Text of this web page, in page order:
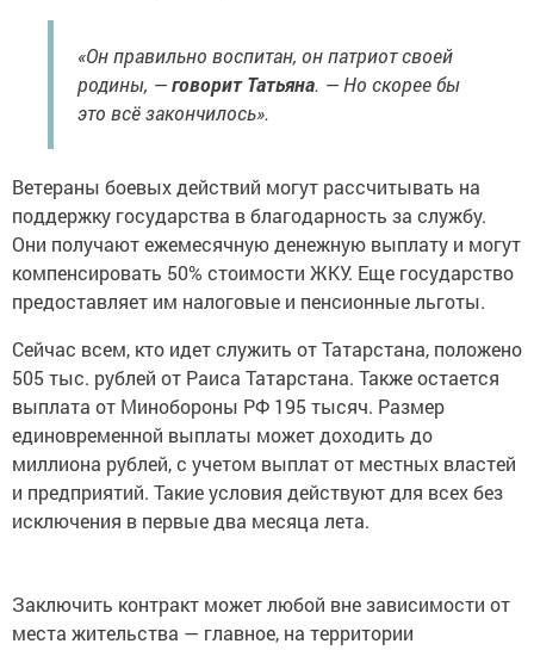
«Он правильно воспитан, он патриот своей
родины, —говорит Татьяна. — Но скорее бы
это всё закончилось».
Ветераны боевых действий могут рассчитывать на
поддержку государства в благодарность за службу.
Они получают ежемесячную денежную выплату и могут
компенсировать 50% стоимости ЖКУ. Еще государство
предоставляет им налоговые и пенсионные льготы.
Сейчас всем, кто идет служить от Татарстана, положено
505 тыс. рублей от Раиса Татарстана. Также остается
выплата от Минобороны РФ 195 тысяч. Размер
единовременной выплаты может доходить до
миллиона рублей, с учетом выплат от местных властей
и предприятий. Такие условия действуют для всех без
исключения в первые два месяца лета.
Заключить контракт может любой вне зависимости от
места жительства — главное, на территории